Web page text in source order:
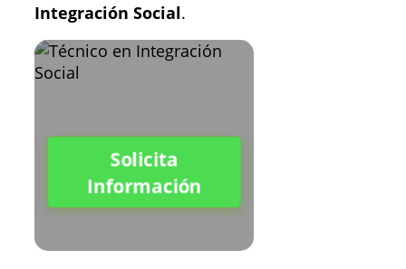
Integración Social.
Solicita
Información